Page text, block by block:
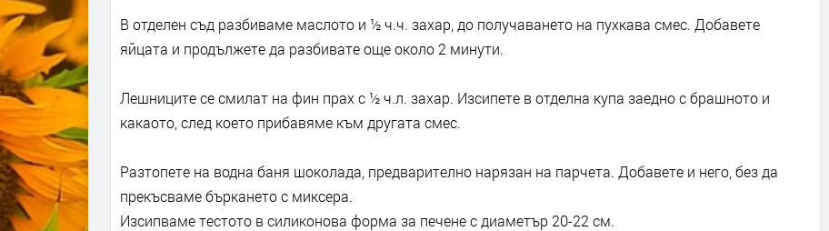
В отделен съд разбиваме маслото и ½ ч.ч. захар, до получаването на пухкава смес. Добавете
яйцата и продължете да разбивате още около 2 минути.
Лешниците се смилат на фин прах с ½ ч.л. захар. Изсипете в отделна купа заедно с брашното и
какаото, след което прибавяме към другата смес.
Разтопете на водна баня шоколада, предварително нарязан на парчета. Добавете и него, без да
прекъсваме бъркането с миксера.
Изсипваме тестото в силиконова форма за печене с диаметър 20-22 см.